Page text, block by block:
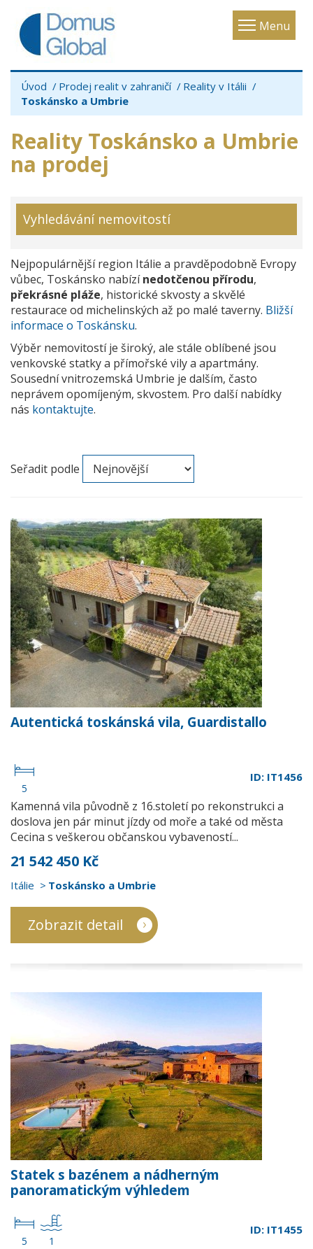
Menu
Toggle
Úvod Prodej realit v zahraničí
Reality v Itálii
Toskánsko a Umbrie
Reality Toskánsko a Umbrie
na prodej
Vyhledávání nemovitostí
Nejpopulárnější region Itálie a pravděpodobně Evropy
vůbec, Toskánsko nabízínedotčenou přírodu,
překrásné pláže, historické skvosty a skvělé
restaurace od michelinských až po malé taverny. Bližší
informace o Toskánsku.
Výběr nemovitostí je široký, ale stále oblíbené jsou
venkovské statky a přímořské vily a apartmány.
Sousední vnitrozemská Umbrie je dalším, často
neprávem opomíjeným, skvostem. Pro další nabídky
nás kontaktujte.
Seřadit podle
Autentická toskánská vila, Guardistallo
5
ID: IT1456
Kamenná vila původně z 16.století po rekonstrukci a
doslova jen pár minut jízdy od moře a také od města
Cecina s veškerou občanskou vybaveností...
21 542 450 Kč
Itálie Toskánsko a Umbrie
Zobrazit detail
Statek s bazénem a nádherným
panoramatickým výhledem
5 1
ID: IT1455